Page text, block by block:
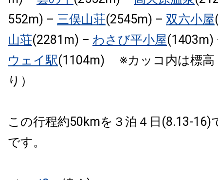
552m) – 三俣山荘(2545m) – 双六小屋
山荘(2281m) – わさび平小屋
ウェイ駅(1104m) ※カッコ内は標高
り）
この行程約50kmを３泊４日(8.13-16)
です。